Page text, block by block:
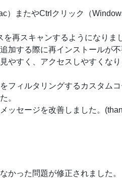
またやCtrlクリック（
再スキャンするようになりま
加する際に再インストールが不
やすく、アクセスしやすくな
フィルタリングするカスタム
。
ッセージを改善しました。
かった問題が修正されました。